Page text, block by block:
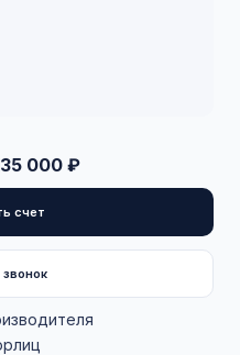
000 ₽
счет